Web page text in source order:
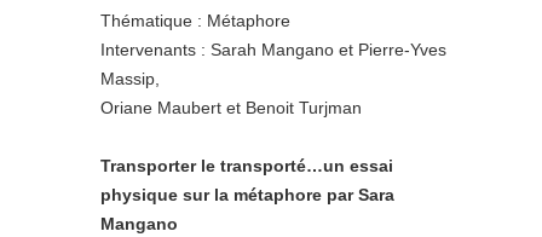
Thématique : Métaphore
Intervenants : Sarah Mangano et Pierre-Yves
Massip,
Oriane Maubert et Benoit Turjman
Transporter le transporté…un essai
physique sur la métaphore par Sara
Mangano